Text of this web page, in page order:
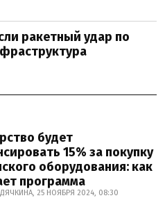
ракетный удар по
будет
15% за покупку
оборудования: как
программа
25 НОЯБРЯ 2024, 08:30